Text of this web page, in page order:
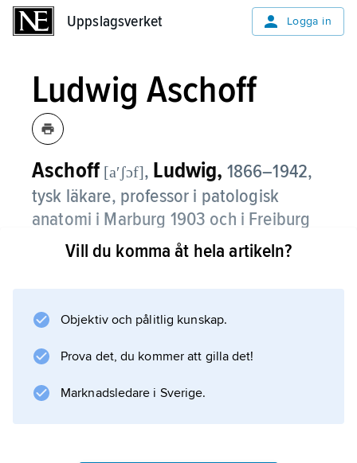
Uppslagsverket Logga in
Ludwig Aschoff
Aschoff [aʹʃɔf], Ludwig, 1866–1942,
tysk läkare, professor i patologisk
anatomi i Marburg 1903 och i Freiburg
im Breisgau 1906–35.
under senare år också inom medicinens
Vill du komma åt hela artikeln?
Objektiv och pålitlig kunskap.
Prova det, du kommer att gilla det!
Marknadsledare i Sverige.